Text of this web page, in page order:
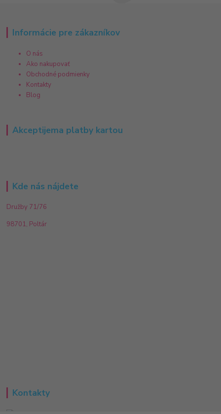
Informácie pre zákazníkov
O nás
Ako nakupovať
Obchodné podmienky
Kontakty
Blog
Akceptijema platby kartou
Kde nás nájdete
Družby 71/76
98701, Poltár
Kontakty